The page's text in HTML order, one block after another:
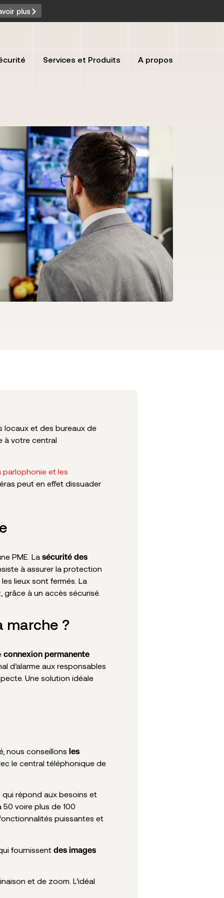
plus
Services et Produits A propos
locaux et des bureaux de
à votre central
parlophonie et les
peut en effet dissuader
PME. La sécurité des
à assurer la protection
lieux sont fermés. La
à un accès sécurisé.
marche ?
connexion permanente
d’alarme aux responsables
Une solution idéale
nous conseillons les
le central téléphonique de
qui répond aux besoins et
50 voire plus de 100
puissantes et
fournissent des images
et de zoom. L’idéal